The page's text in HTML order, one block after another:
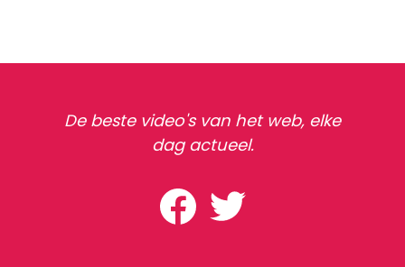
De beste video's van het web, elke
dag actueel.